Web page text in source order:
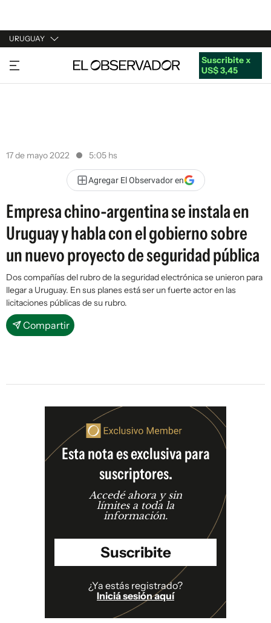
URUGUAY
URUGUAY
ARGENTINA
Suscribite x
US$ 3,45
17 de mayo 2022 5:05 hs
Agregar El Observador en
Empresa chino-argentina se instala en
Uruguay y habla con el gobierno sobre
un nuevo proyecto de seguridad pública
Dos compañías del rubro de la seguridad electrónica se unieron para
llegar a Uruguay. En sus planes está ser un fuerte actor en las
licitaciones públicas de su rubro.
Compartir
Esta nota es exclusiva para
suscriptores.
Accedé ahora y sin
límites a toda la
información.
Suscribite
¿Ya estás registrado?
Iniciá sesión aquí